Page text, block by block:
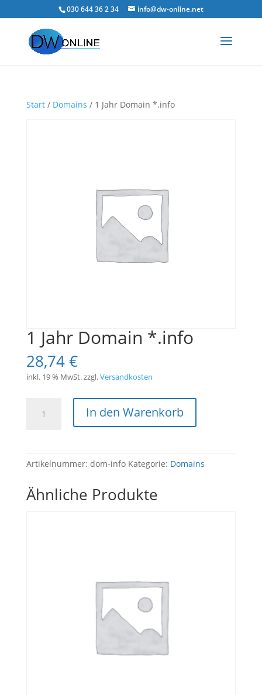
030 644 36 2 34 info@dw-online.net
Start/ Domains / 1 Jahr Domain *.info
1 Jahr Domain *.info
28,74€
inkl. 19 % MwSt.zzgl.Versandkosten
Menge
In den Warenkorb
Artikelnummer: dom-info Kategorie: Domains
Ähnliche Produkte